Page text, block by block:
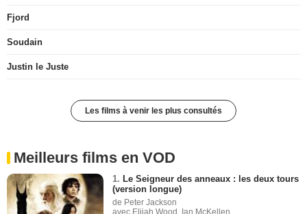
Fjord
Soudain
Justin le Juste
Les films à venir les plus consultés
Meilleurs films en VOD
1. Le Seigneur des anneaux : les deux tours
(version longue)
de Peter Jackson
avec Elijah Wood, Ian McKellen